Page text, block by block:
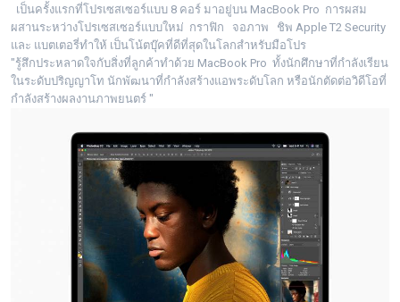
เป็นครั้งแรกที่โปรเซสเซอร์แบบ 8 คอร์ มาอยู่บน MacBook Pro การผสม
ผสานระหว่างโปรเซสเซอร์แบบใหม่ กราฟิก จอภาพ ชิพ Apple T2 Security
และ แบตเตอรี่ทำให้ เป็นโน้ตบุ๊คที่ดีที่สุดในโลกสำหรับมือโปร
"รู้สึกประหลาดใจกับสิ่งที่ลูกค้าทำด้วย MacBook Pro ทั้งนักศึกษาที่กำลังเรียน
ในระดับปริญญาโท นักพัฒนาที่กำลังสร้างแอพระดับโลก หรือนักตัดต่อวิดีโอที่
กำลังสร้างผลงานภาพยนตร์ "